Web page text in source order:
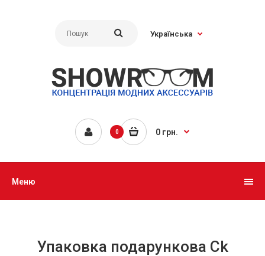
Українська
0 0 грн.
Меню
Упаковка подарункова Ck